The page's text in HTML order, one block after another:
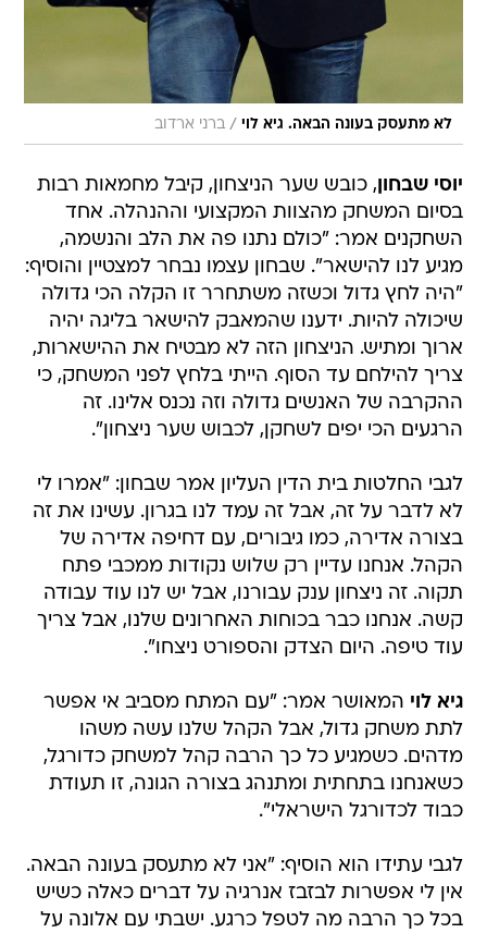
לא מתעסק בעונה הבאה. גיא לוי / ברני ארדוב
יוסי שבחון , כובש שער הניצחון, קיבל מחמאות רבות
בסיום המשחק מהצוות המקצועי וההנהלה. אחד
השחקנים אמר: "כולם נתנו פה את הלב והנשמה,
מגיע לנו להישאר". שבחון עצמו נבחר למצטיין והוסיף:
"היה לחץ גדול וכשזה משתחרר זו הקלה הכי גדולה
שיכולה להיות. ידענו שהמאבק להישאר בליגה יהיה
ארוך ומתיש. הניצחון הזה לא מבטיח את ההישארות,
צריך להילחם עד הסוף. הייתי בלחץ לפני המשחק, כי
ההקרבה של האנשים גדולה וזה נכנס אלינו. זה
הרגעים הכי יפים לשחקן, לכבוש שער ניצחון".
לגבי החלטות בית הדין העליון אמר שבחון: "אמרו לי
לא לדבר על זה, אבל זה עמד לנו בגרון. עשינו את זה
בצורה אדירה, כמו גיבורים, עם דחיפה אדירה של
הקהל. אנחנו עדיין רק שלוש נקודות ממכבי פתח
תקוה. זה ניצחון ענק עבורנו, אבל יש לנו עוד עבודה
קשה. אנחנו כבר בכוחות האחרונים שלנו, אבל צריך
עוד טיפה. היום הצדק והספורט ניצחו".
גיא לוי המאושר אמר: "עם המתח מסביב אי אפשר
לתת משחק גדול, אבל הקהל שלנו עשה משהו
מדהים. כשמגיע כל כך הרבה קהל למשחק כדורגל,
כשאנחנו בתחתית ומתנהג בצורה הגונה, זו תעודת
כבוד לכדורגל הישראלי".
לגבי עתידו הוא הוסיף: "אני לא מתעסק בעונה הבאה.
אין לי אפשרות לבזבז אנרגיה על דברים כאלה כשיש
בכל כך הרבה מה לטפל כרגע. ישבתי עם אלונה על